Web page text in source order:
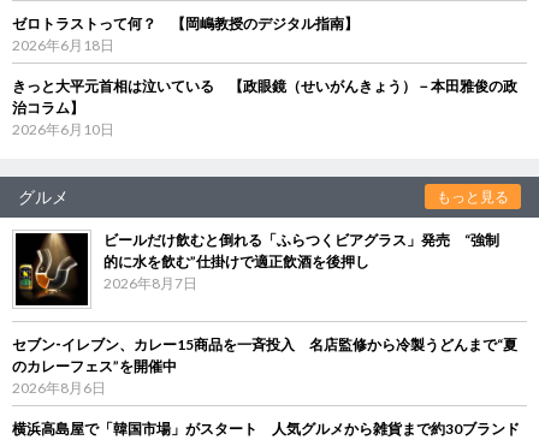
ゼロトラストって何？ 【岡嶋教授のデジタル指南】
2026年6月18日
きっと大平元首相は泣いている 【政眼鏡（せいがんきょう）－本田雅俊の政
治コラム】
2026年6月10日
グルメ もっと見る
ビールだけ飲むと倒れる「ふらつくビアグラス」発売 “強制
的に水を飲む”仕掛けで適正飲酒を後押し
2026年8月7日
セブン‐イレブン、カレー15商品を一斉投入 名店監修から冷製うどんまで“夏
のカレーフェス”を開催中
2026年8月6日
横浜高島屋で「韓国市場」がスタート 人気グルメから雑貨まで約30ブランド